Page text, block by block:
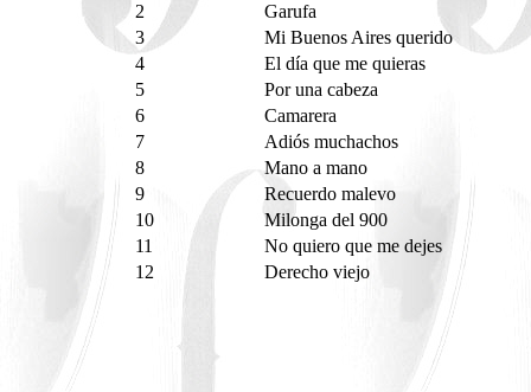
2
Garufa
3
Mi Buenos Aires querido
4
El día que me quieras
5
Por una cabeza
6
Camarera
7
Adiós muchachos
8
Mano a mano
9
Recuerdo malevo
10
Milonga del 900
11
No quiero que me dejes
12
Derecho viejo